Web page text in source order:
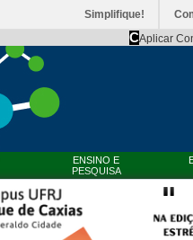
Simplifique!
CAplicar
ENSINO E
PESQUISA